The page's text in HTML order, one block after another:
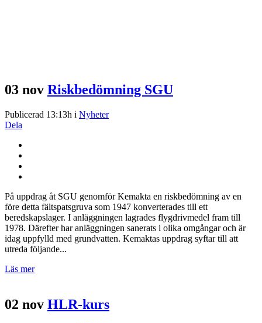
03 nov Riskbedömning SGU
Publicerad 13:13h i Nyheter
Dela
På uppdrag åt SGU genomför Kemakta en riskbedömning av en
före detta fältspatsgruva som 1947 konverterades till ett
beredskapslager. I anläggningen lagrades flygdrivmedel fram till
1978. Därefter har anläggningen sanerats i olika omgångar och är
idag uppfylld med grundvatten. Kemaktas uppdrag syftar till att
utreda följande...
Läs mer
02 nov HLR-kurs